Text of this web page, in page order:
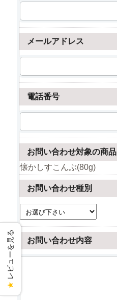
メールアドレス
電話番号
お問い合わせ対象の商品
懐かしすこんぶ(80g)
お問い合わせ種別
お問い合わせ内容
★
レビューを見る